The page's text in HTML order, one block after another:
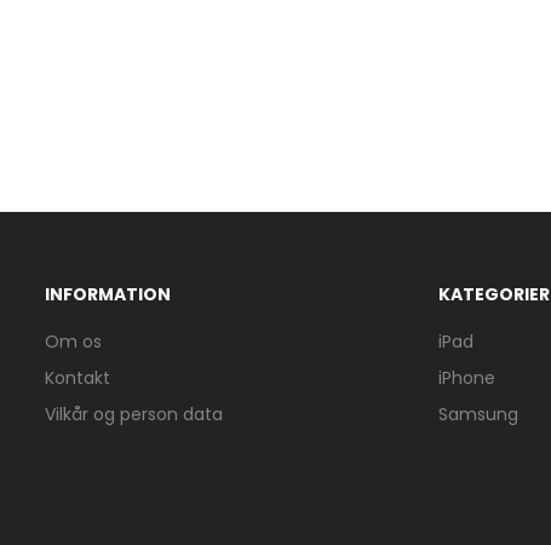
INFORMATION
Om os
Kontakt
Vilkår og person data
KATEGORIER
iPad
iPhone
Samsung